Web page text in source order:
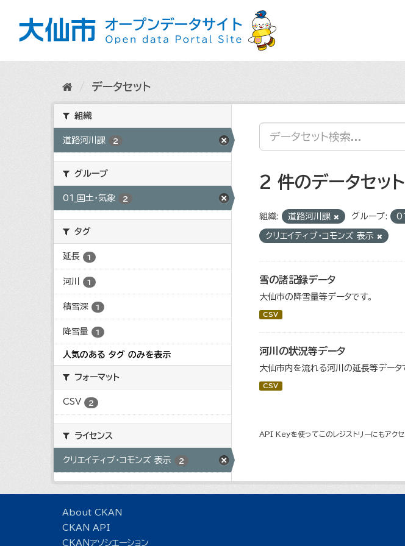
データセット
組織
道路河川課 2
グループ
01_国土・気象 2
タグ
延長 1
河川 1
積雪深 1
降雪量 1
人気のある タグ のみを表示
フォーマット
CSV 2
ライセンス
クリエイティブ・コモンズ 表示 2
2 件のデータセッ
組織: 道路河川課 グループ:
クリエイティブ・コモンズ 表示
雪の諸記録データ
大仙市の降雪量等データです。
CSV
河川の状況等データ
大仙市内を流れる河川の延長等データ
CSV
API Keyを使ってこのレジストリーにもアク
About CKAN
CKAN API
CKANアソシエーション